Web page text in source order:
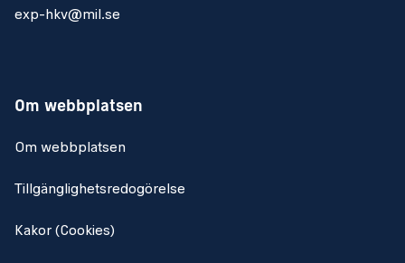
exp-hkv@mil.se
Om webbplatsen
Om webbplatsen
Tillgänglighetsredogörelse
Kakor (Cookies)